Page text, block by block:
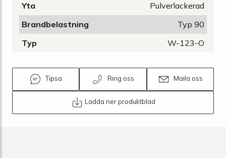
Yta
Pulverlackerad
Brandbelastning
Typ 90
Typ
W-123-O
Tipsa Ring oss Maila oss
Ladda ner produktblad